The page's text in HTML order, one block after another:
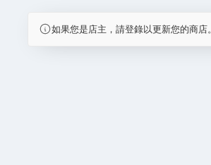
如果您是店主，請登錄以更新您的商店。